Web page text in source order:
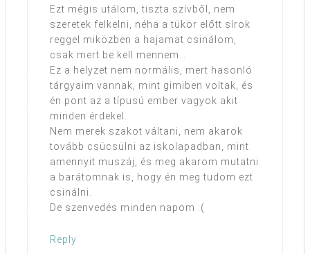
Ezt mégis utálom, tiszta szívből, nem
szeretek felkelni, néha a tükör előtt sírok
reggel miközben a hajamat csinálom,
csak mert be kell mennem…
Ez a helyzet nem normális, mert hasonló
tárgyaim vannak, mint gimiben voltak, és
én pont az a típusú ember vagyok akit
minden érdekel.
Nem merek szakot váltani, nem akarok
tovább csücsülni az iskolapadban, mint
amennyit muszáj, és meg akarom mutatni
a barátomnak is, hogy én meg tudom ezt
csinálni.
De szenvedés minden napom :(
Reply